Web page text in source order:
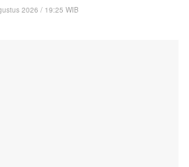
2026 / 19:25 WIB